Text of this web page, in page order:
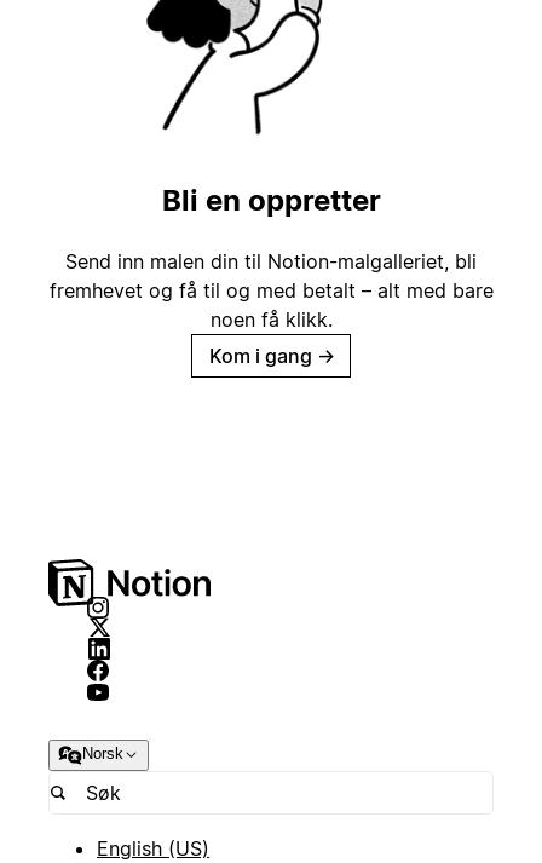
Bli en oppretter
Send inn malen din til Notion-malgalleriet, bli
fremhevet og få til og med betalt – alt med bare
noen få klikk.
Kom i gang →
Norsk
English (US)